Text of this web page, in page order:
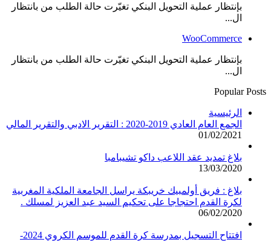
بإنتظار عملية التحويل البنكي تغيّرت حالة الطلب من بانتظار
ال...
WooCommerce
بإنتظار عملية التحويل البنكي تغيّرت حالة الطلب من بانتظار
ال...
Popular Posts
الرئيسية
الجمع العام العادي 2019-2020 : التقرير الادبي والتقرير المالي
01/02/2021
بلاغ تمديد عقد اللاعب داكو تشيبامبا
13/03/2020
بلاغ : فريق أولمبيك خريبكة يراسل الجامعة الملكية المغربية
لكرة القدم احتجاجا على تحكيم السيد عبد العزيز لمسلك .
06/02/2020
افتتاح التسجيل بمدرسة كرة القدم للموسم الكروي 2024-